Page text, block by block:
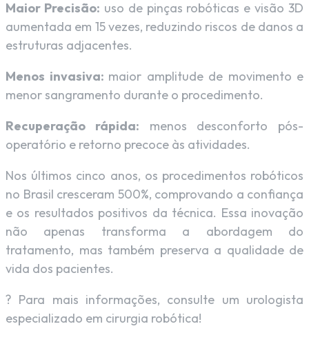
Maior Precisão: uso de pinças robóticas e visão 3D
aumentada em 15 vezes, reduzindo riscos de danos a
estruturas adjacentes.
Menos invasiva: maior amplitude de movimento e
menor sangramento durante o procedimento.
Recuperação rápida: menos desconforto pós-
operatório e retorno precoce às atividades.
Nos últimos cinco anos, os procedimentos robóticos
no Brasil cresceram 500%, comprovando a confiança
e os resultados positivos da técnica. Essa inovação
não apenas transforma a abordagem do
tratamento, mas também preserva a qualidade de
vida dos pacientes.
? Para mais informações, consulte um urologista
especializado em cirurgia robótica!